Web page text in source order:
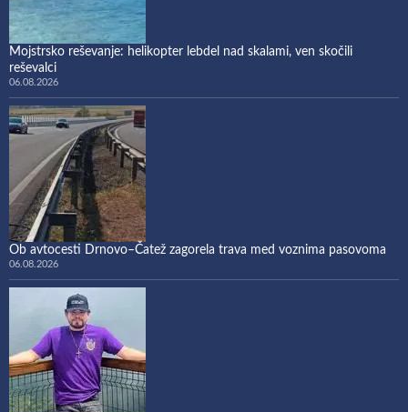
Mojstrsko reševanje: helikopter lebdel nad skalami, ven skočili
reševalci
06.08.2026
Ob avtocesti Drnovo–Čatež zagorela trava med voznima pasovoma
06.08.2026